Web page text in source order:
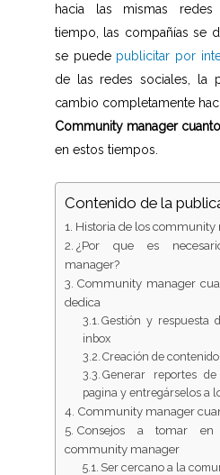
hacia las mismas
tiempo, las compañías se
se puedepublicitar por
de las redes sociales, la
cambio completamente
Community manager
en estos tiempos.
Contenido de la
Historia de los community
¿Por que es
manager?
Community manager
dedica
Gestión y respuesta
inbox
Creación de
Generar reportes
pagina y entregárselos a
Community manager
Consejos a tomar
community manager
Ser cercano a la